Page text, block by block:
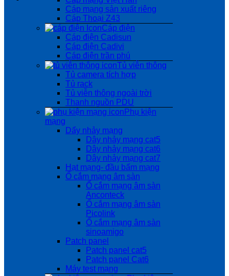
Cáp mạng sản xuất riêng
Cáp Thoại Z43
Cáp điện
Cáp điện Cadisun
Cáp điện Cadivi
Cáp điện trần phú
Tủ viễn thông
Tủ camera tích hợp
Tủ rack
Tủ viễn thông ngoài trời
Thanh nguồn PDU
Phụ kiện
mạng
Dẩy nhảy mạng
Dây nhảy mạng cat5
Dây nhảy mạng cat6
Dây nhảy mạng cat7
Hạt mạng- đầu bấm mạng
Ổ cắm mạng âm sàn
Ổ cắm mạng âm sàn
Anconteck
Ổ cắm mạng âm sàn
Picolink
Ổ cắm mạng âm sàn
sinoamigo
Patch panel
Patch panel cat5
Patch panel Cat6
Máy test mạng